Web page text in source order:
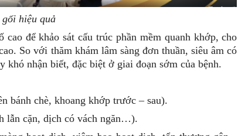
hiệu quả
để khảo sát cấu trúc phần mềm quanh khớp, cho
So với thăm khám lâm sàng đơn thuần, siêu âm có
nhận biết, đặc biệt ở giai đoạn sớm của bệnh.
bánh chè, khoang khớp trước – sau).
lẫn cặn, dịch có vách ngăn…).